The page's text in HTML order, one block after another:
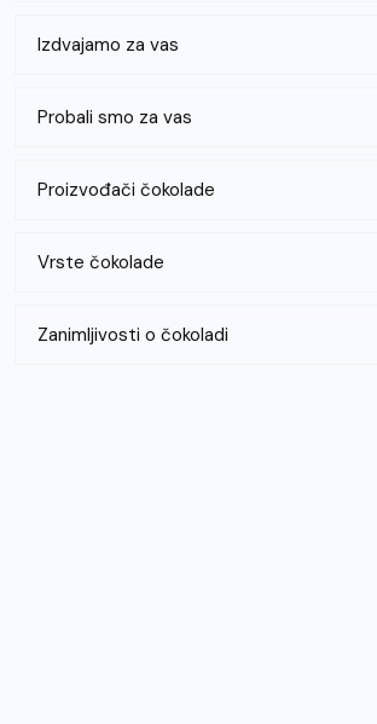
Izdvajamo za vas
Probali smo za vas
Proizvođači čokolade
Vrste čokolade
Zanimljivosti o čokoladi